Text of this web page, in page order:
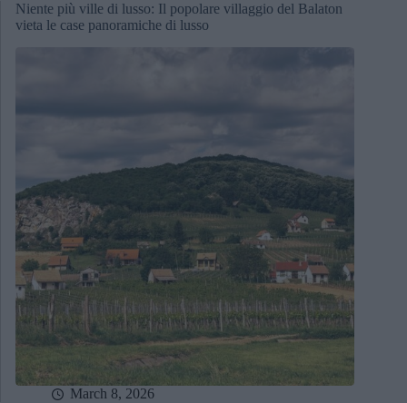
Niente più ville di lusso: Il popolare villaggio del Balaton
vieta le case panoramiche di lusso
March 8, 2026